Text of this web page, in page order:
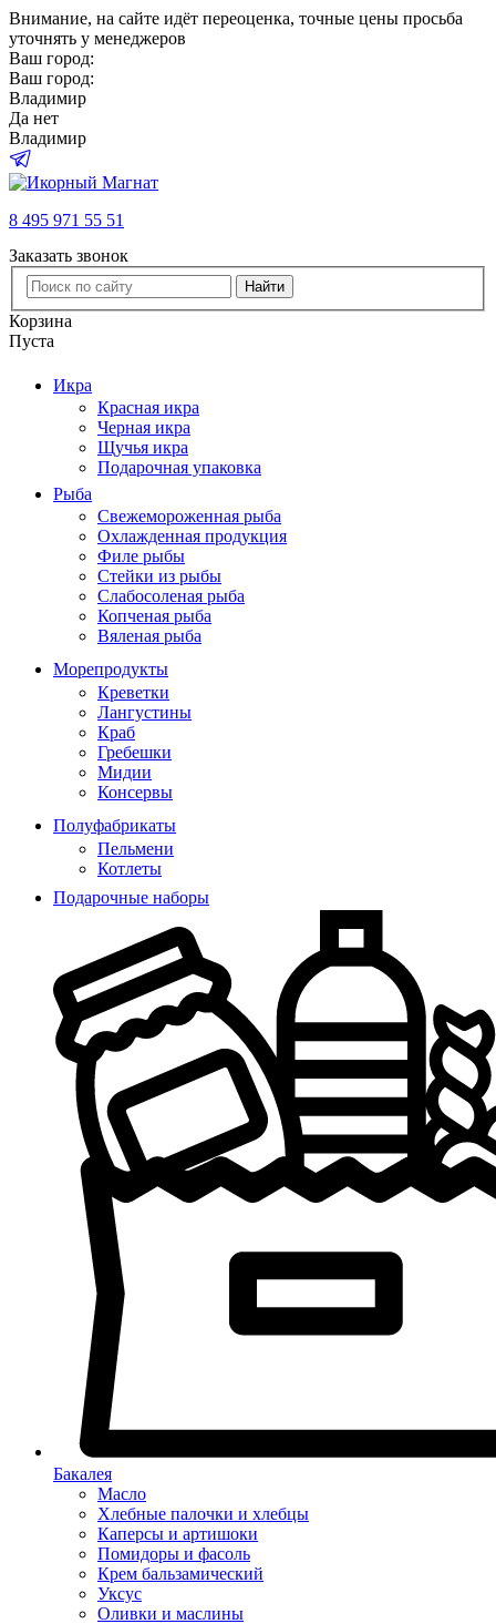
Внимание, на сайте идёт переоценка, точные цены просьба
уточнять у менеджеров
Ваш город:
Ваш город:
Владимир
Да нет
Владимир
8 495 971 55 51
Заказать звонок
Найти
Корзина
Пуста
Икра
Красная икра
Черная икра
Щучья икра
Подарочная упаковка
Рыба
Свежемороженная рыба
Охлажденная продукция
Филе рыбы
Стейки из рыбы
Слабосоленая рыба
Копченая рыба
Вяленая рыба
Морепродукты
Креветки
Лангустины
Краб
Гребешки
Мидии
Консервы
Полуфабрикаты
Пельмени
Котлеты
Подарочные наборы
Бакалея
Масло
Хлебные палочки и хлебцы
Каперсы и артишоки
Помидоры и фасоль
Крем бальзамический
Уксус
Оливки и маслины